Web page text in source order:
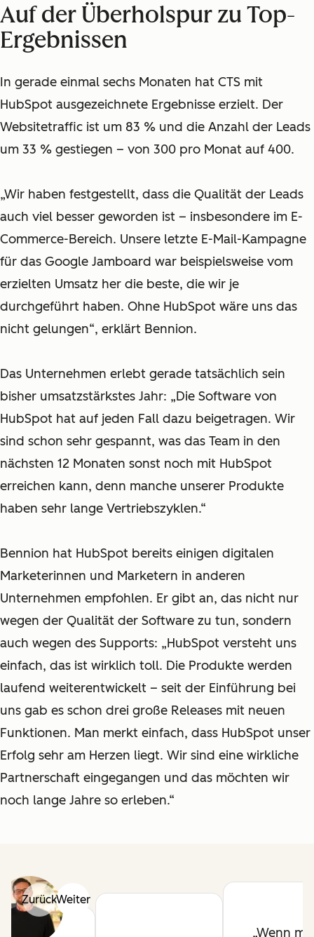
Auf der Überholspur zu Top-
Ergebnissen
In gerade einmal sechs Monaten hat CTS mit
HubSpot ausgezeichnete Ergebnisse erzielt. Der
Websitetraffic ist um 83 % und die Anzahl der Leads
um 33 % gestiegen – von 300 pro Monat auf 400.
„Wir haben festgestellt, dass die Qualität der Leads
auch viel besser geworden ist – insbesondere im E-
Commerce-Bereich. Unsere letzte E-Mail-Kampagne
für das Google Jamboard war beispielsweise vom
erzielten Umsatz her die beste, die wir je
durchgeführt haben. Ohne HubSpot wäre uns das
nicht gelungen“, erklärt Bennion.
Das Unternehmen erlebt gerade tatsächlich sein
bisher umsatzstärkstes Jahr: „Die Software von
HubSpot hat auf jeden Fall dazu beigetragen. Wir
sind schon sehr gespannt, was das Team in den
nächsten 12 Monaten sonst noch mit HubSpot
erreichen kann, denn manche unserer Produkte
haben sehr lange Vertriebszyklen.“
Bennion hat HubSpot bereits einigen digitalen
Marketerinnen und Marketern in anderen
Unternehmen empfohlen. Er gibt an, das nicht nur
wegen der Qualität der Software zu tun, sondern
auch wegen des Supports: „HubSpot versteht uns
einfach, das ist wirklich toll. Die Produkte werden
laufend weiterentwickelt – seit der Einführung bei
uns gab es schon drei große Releases mit neuen
Funktionen. Man merkt einfach, dass HubSpot unser
Erfolg sehr am Herzen liegt. Wir sind eine wirkliche
Partnerschaft eingegangen und das möchten wir
noch lange Jahre so erleben.“
ZurückWeiter
Wenn